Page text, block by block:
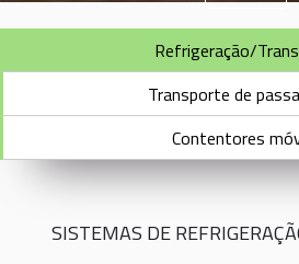
Refrigeração/
Transporte de
Contentores
SISTEMAS DE